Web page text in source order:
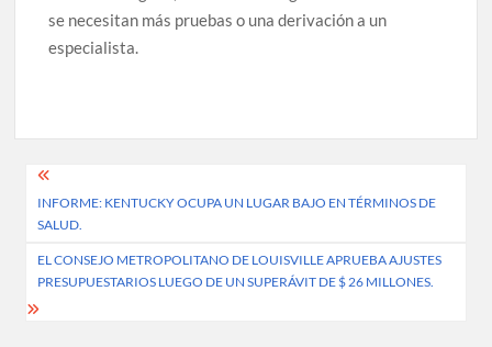
se necesitan más pruebas o una derivación a un
especialista.
Post
navigation
INFORME: KENTUCKY OCUPA UN LUGAR BAJO EN TÉRMINOS DE
SALUD.
EL CONSEJO METROPOLITANO DE LOUISVILLE APRUEBA AJUSTES
PRESUPUESTARIOS LUEGO DE UN SUPERÁVIT DE $ 26 MILLONES.